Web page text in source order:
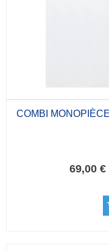
COMBI
69,00 €